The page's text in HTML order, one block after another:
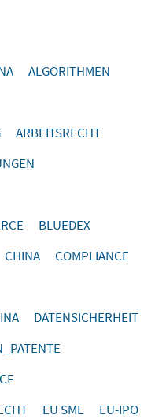
ALGORITHMEN
ARBEITSRECHT
BLUEDEX
CHINA
COMPLIANCE
DATENSICHERHEIT
EU SME
EU-IPO